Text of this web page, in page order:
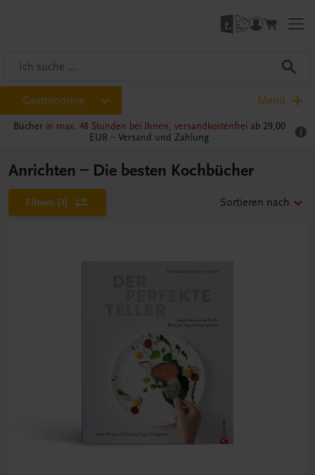
Gastronomie Menü
Bücher in max. 48 Stunden bei Ihnen, versandkostenfrei ab 29,00
EUR – Versand und Zahlung
Anrichten – Die besten Kochbücher
Filtern (1) Sortieren nach